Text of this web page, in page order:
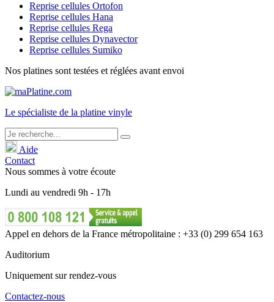
Reprise cellules Ortofon
Reprise cellules Hana
Reprise cellules Rega
Reprise cellules Dynavector
Reprise cellules Sumiko
Nos platines sont testées et réglées avant envoi
Le spécialiste de la platine vinyle
Aide
Contact
Nous sommes à votre écoute
Lundi au vendredi 9h - 17h
Appel en dehors de la France métropolitaine : +33 (0) 299 654 163
Auditorium
Uniquement sur rendez-vous
Contactez-nous